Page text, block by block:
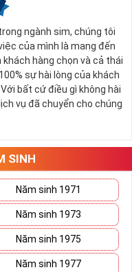
bề chọn lựa.
Thông thường sim giảm giá, sim số đẹp giá rẻ có mức
giá trị so với thông
nhiều sim mà tình
lọc bớt kho sim số
mềm là điều hoàn toàn
có danh sách sim giảm
xem qua một lượt danh
số yêu thích hơn.
ngành sim, chúng tôi
của mình là mang đến
hàng chọn và cả thái
sự hài lòng của khách
bất cứ điều gì không hài
vụ đã chuyển cho chúng
SINH
Năm sinh 1971
Năm sinh 1973
Năm sinh 1975
Năm sinh 1977